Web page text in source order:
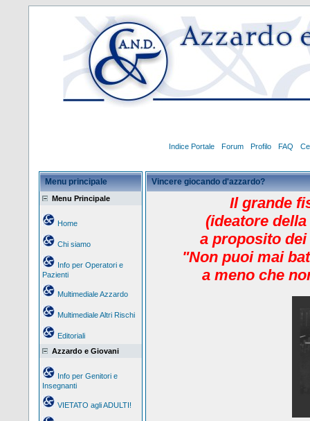
Indice Portale Forum Profilo FAQ
Menu principale
Menu Principale
Home
Chi siamo
Info per Operatori e
Pazienti
Multimediale Azzardo
Multimediale Altri Rischi
Editoriali
Azzardo e Giovani
Info per Genitori e
Insegnanti
VIETATO agli ADULTI!
Vincere giocando d'azzardo?
Il grande
(ideatore
a proposito
"Non puoi mai
a meno che